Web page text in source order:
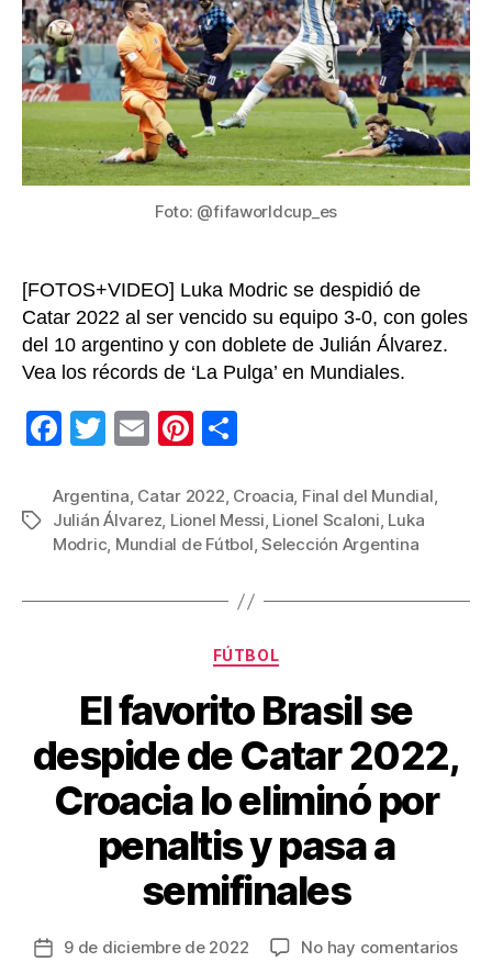
se
con
la
en
Foto: @fifaworldcup_es
[FOTOS+VIDEO] Luka Modric se despidió de
Catar 2022 al ser vencido su equipo 3-0, con goles
del 10 argentino y con doblete de Julián Álvarez.
Vea los récords de ‘La Pulga’ en Mundiales.
F
c
e
o
T
tt
er
E
ail
Pi
er
e
m
p
tir
Etiquetas
Argentina, Catar 2022, Croacia, Final del Mundial,
Julián Álvarez, Lionel Messi, Lionel Scaloni, Luka
Modric, Mundial de Fútbol,Selección Argentina
Categorías
FÚTBOL
El favorito Brasil se
despide de Catar 2022,
Croacia lo eliminó por
penaltis y pasa a
semifinales
Fecha9 de diciembre de 2022 No hay comentariosen